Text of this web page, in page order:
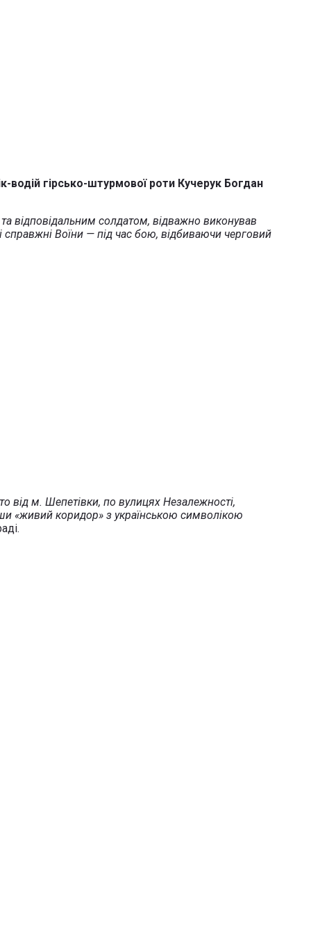
водій гірсько-штурмової роти Кучерук Богдан
відповідальним солдатом, відважно виконував
справжні Воїни — під час бою, відбиваючи черговий
від м. Шепетівки, по вулицях Незалежності,
«живий коридор» з українською символікою